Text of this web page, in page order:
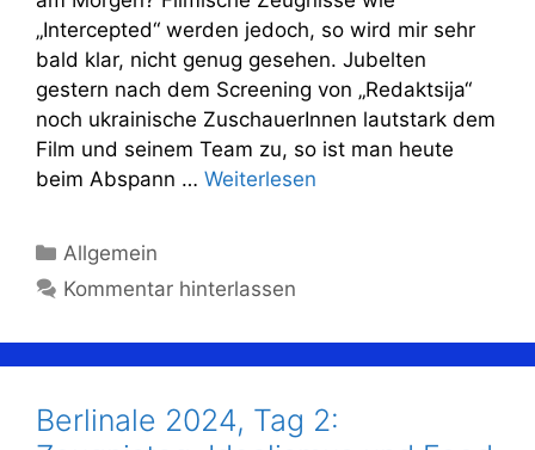
„Intercepted“ werden jedoch, so wird mir sehr
bald klar, nicht genug gesehen. Jubelten
gestern nach dem Screening von „Redaktsija“
noch ukrainische ZuschauerInnen lautstark dem
Film und seinem Team zu, so ist man heute
beim Abspann … Weiterlesen
Kategorien
Allgemein
Kommentar hinterlassen
Berlinale 2024, Tag 2: